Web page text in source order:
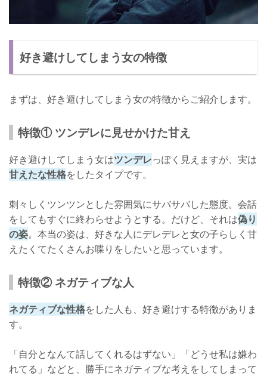
好き避けしてしまう女の特徴
まずは、好き避けしてしまう女の特徴からご紹介します。
特徴① ツンデレに見せかけた甘え
好き避けしてしまう女はツンデレっぽく見えますが、実は
甘えたな性格をしたタイプです。
刺々しくツンツンとした雰囲気にサバサバした態度。会話
をしてもすぐに終わらせようとする。だけど、それは偽り
の姿。本当の姿は、好きな人にデレデレと女の子らしく甘
えたくてたくさんお喋りをしたいと思っています。
特徴② ネガティブな人
ネガティブな性格をした人も、好き避けする特徴がありま
す。
「自分となんて話してくれるはずない」「どうせ私は嫌わ
れてる」などと、勝手にネガティブな考えをしてしまって